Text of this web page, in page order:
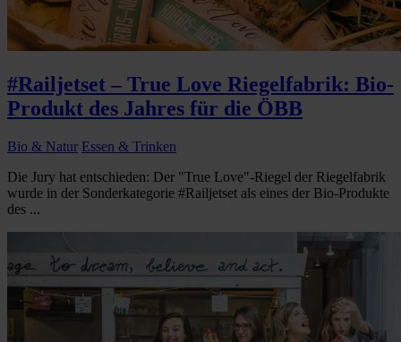
#Railjetset – True Love Riegelfabrik: Bio-
Produkt des Jahres für die ÖBB
Bio & Natur Essen & Trinken
Die Jury hat entschieden: Der "True Love"-Riegel der Riegelfabrik
wurde in der Sonderkategorie #Railjetset als eines der Bio-Produkte
des ...